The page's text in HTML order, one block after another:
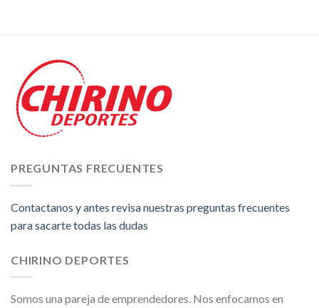
PREGUNTAS FRECUENTES
Contactanos y antes revisa nuestras preguntas frecuentes
para sacarte todas las dudas
CHIRINO DEPORTES
Somos una pareja de emprendedores. Nos enfocamos en